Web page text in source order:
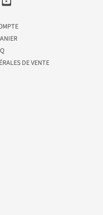
DE VENTE